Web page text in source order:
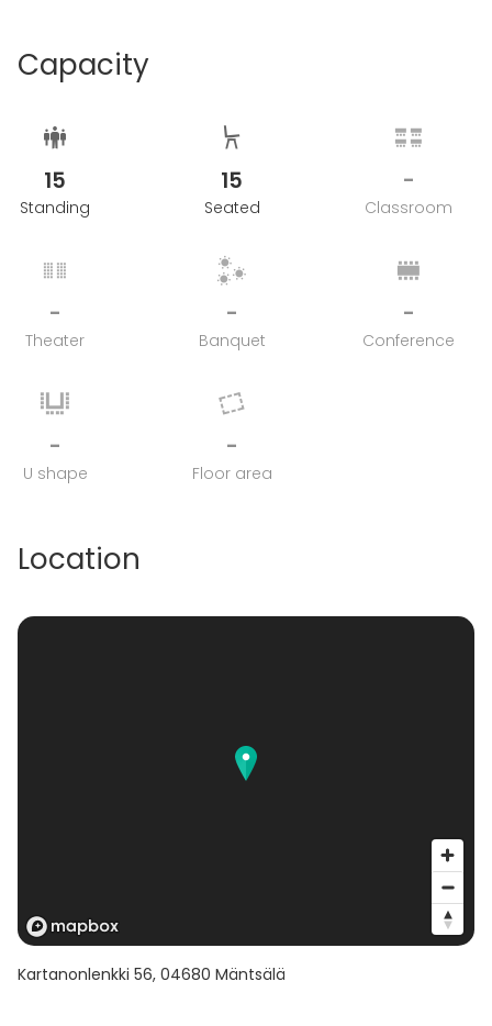
Capacity
15
Standing
15
Seated
-
Classroom
-
Theater
-
Banquet
-
Conference
-
U shape
-
Floor area
Location
Kartanonlenkki 56, 04680 Mäntsälä